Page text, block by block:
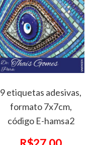
9 etiquetas adesivas,
formato 7x7cm,
código E-hamsa2